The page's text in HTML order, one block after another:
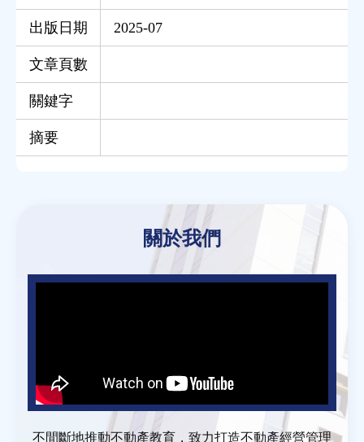
出版日期 2025-07
文章頁數
關鍵字
摘要
關於我們
不間斷地推動不動產教育，致力打造不動產經營管理